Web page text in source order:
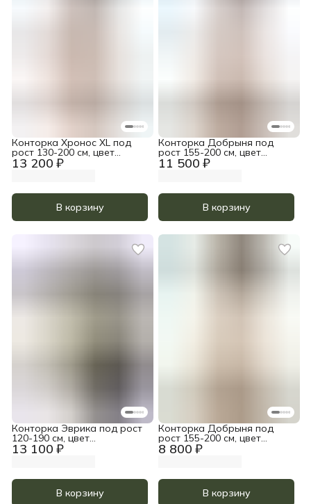
13 200 ₽
Конторка Хронос XL под
рост 130-200 см, цвет
Прозрачное масло и белый
акрил
В корзину
11 500 ₽
Конторка Добрыня под
рост 155-200 см, цвет
Прозрачное масло и белый
акрил
В корзину
13 100 ₽
Конторка Эврика под рост
120-190 см, цвет
Прозрачное масло и Белый
акрил
В корзину
8 800 ₽
Конторка Добрыня под
рост 155-200 см, цвет
Прозрачное масло
В корзину